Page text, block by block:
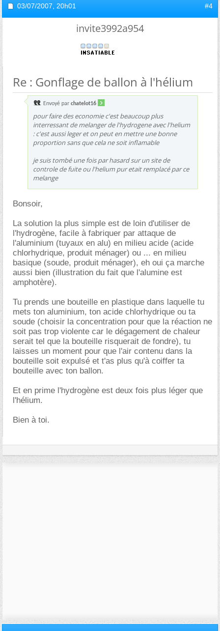
03/07/2007, 20h01 #4
invite3992a954
Re : Gonflage de ballon à l'hélium
Envoyé par chatelot16
pour faire des economie c'est beaucoup plus
interressant de melanger de l'hydrogene avec l'helium
: c'est aussi leger et on peut en mettre une bonne
proportion sans que cela ne soit inflamable
je suis tombé une fois par hasard sur un site de
controle de fuite ou l'helium pur etait remplacé par ce
melange
Bonsoir,
La solution la plus simple est de loin d'utiliser de
l'hydrogène, facile à fabriquer par attaque de
l'aluminium (tuyaux en alu) en milieu acide (acide
chlorhydrique, produit ménager) ou ... en milieu
basique (soude, produit ménager), eh oui ça marche
aussi bien (illustration du fait que l'alumine est
amphotère).
Tu prends une bouteille en plastique dans laquelle tu
mets ton aluminium, ton acide chlorhydrique ou ta
soude (choisir la concentration pour que la réaction ne
soit pas trop violente car le dégagement de chaleur
serait tel que la bouteille risquerait de fondre), tu
laisses un moment pour que l'air contenu dans la
bouteille soit expulsé et t'as plus qu'à coiffer ta
bouteille avec ton ballon.
Et en prime l'hydrogène est deux fois plus léger que
l'hélium.
Bien à toi.